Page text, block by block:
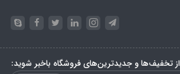
تخفیف‌ها و جدیدترین‌های فروشگاه باخبر شوید: